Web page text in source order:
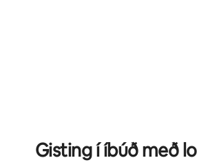
Gisting í íbúð með